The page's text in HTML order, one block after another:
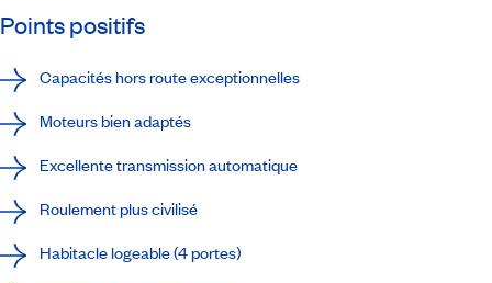
Points positifs
Capacités hors route exceptionnelles
Moteurs bien adaptés
Excellente transmission automatique
Roulement plus civilisé
Habitacle logeable (4 portes)